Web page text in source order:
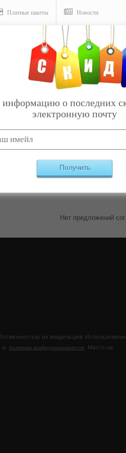
Платные пакеты Новости
надувной мебели
Нет предложений
их владельцев.
и политики конфиденциальности
Macro.ua
информацию о последних
электронную почту
Получить